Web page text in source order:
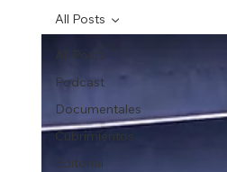
All Posts
Podcast
Documentales
Cubrimientos
Editorial
All Posts